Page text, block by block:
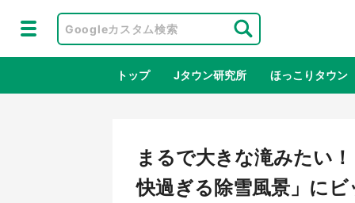
トップ Jタウン研究所 ほっこりタウン
地域×二次
まるで大きな滝みたい
快過ぎる除雪風景」に